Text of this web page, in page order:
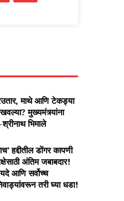
माथे आणि टेकड्या
मुख्यमंत्र्यांना
भिमाले
हद्दीतील डोंगर कापणी
अंतिम जबाबदार!
आणि सर्वोच्च
तरी घ्या धडा!